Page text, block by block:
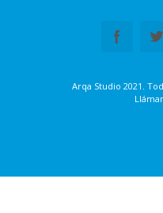
Arqa Studio 2021.